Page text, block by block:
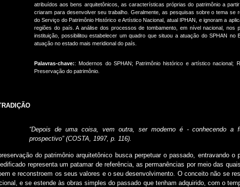
atribuídos aos bens arquitetônicos, as características próprias do patrimônio a
criaram para desenvolver seu trabalho. Geralmente, as pesquisas sobre o tema se
do Serviço do Patrimônio Histórico e Artístico Nacional, atual IPHAN, e ignoram a
regiões do país. A análise dos processos de tombamento, em nível nacional, nos
instituição, possibilitou estabelecer um quadro que situou a atuação do SPHAN no
atuação no estado mais meridional do país.
Palavras-chave:: Modernos do SPHAN; Patrimônio histórico e artístico nacional;
Preservação do patrimônio.
“Depois de uma coisa, vem outra, ser moderno é - conhecendo
prospectivo” (COSTA, 1997, p. 116).
do patrimônio arquitetônico busca perpetuar o passado, entravando
representa um patamar de referência, as permanências por meio das
e reconstroem os seus valores e o seu desenvolvimento. O conceito não se
e se estende às obras simples do passado que tenham adquirido, com o